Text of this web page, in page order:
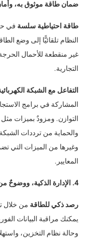
ضمان طاقة موثوق به،
طاقة احتياطية سلسة في
النظام تلقائيًّا إلى وضع
غير منقطعة للأحمال
التجارية.
التفاعل مع الشبكة
المشاركة في برامج
والحماية من ترددات
وغيرها من الميزات التي
المعايير.
4. الإدارة الذكية، ووضوحٌ من نظرة واحدة
رصد ذكي للطاقة من خلال
وحالة نظام التخزين،